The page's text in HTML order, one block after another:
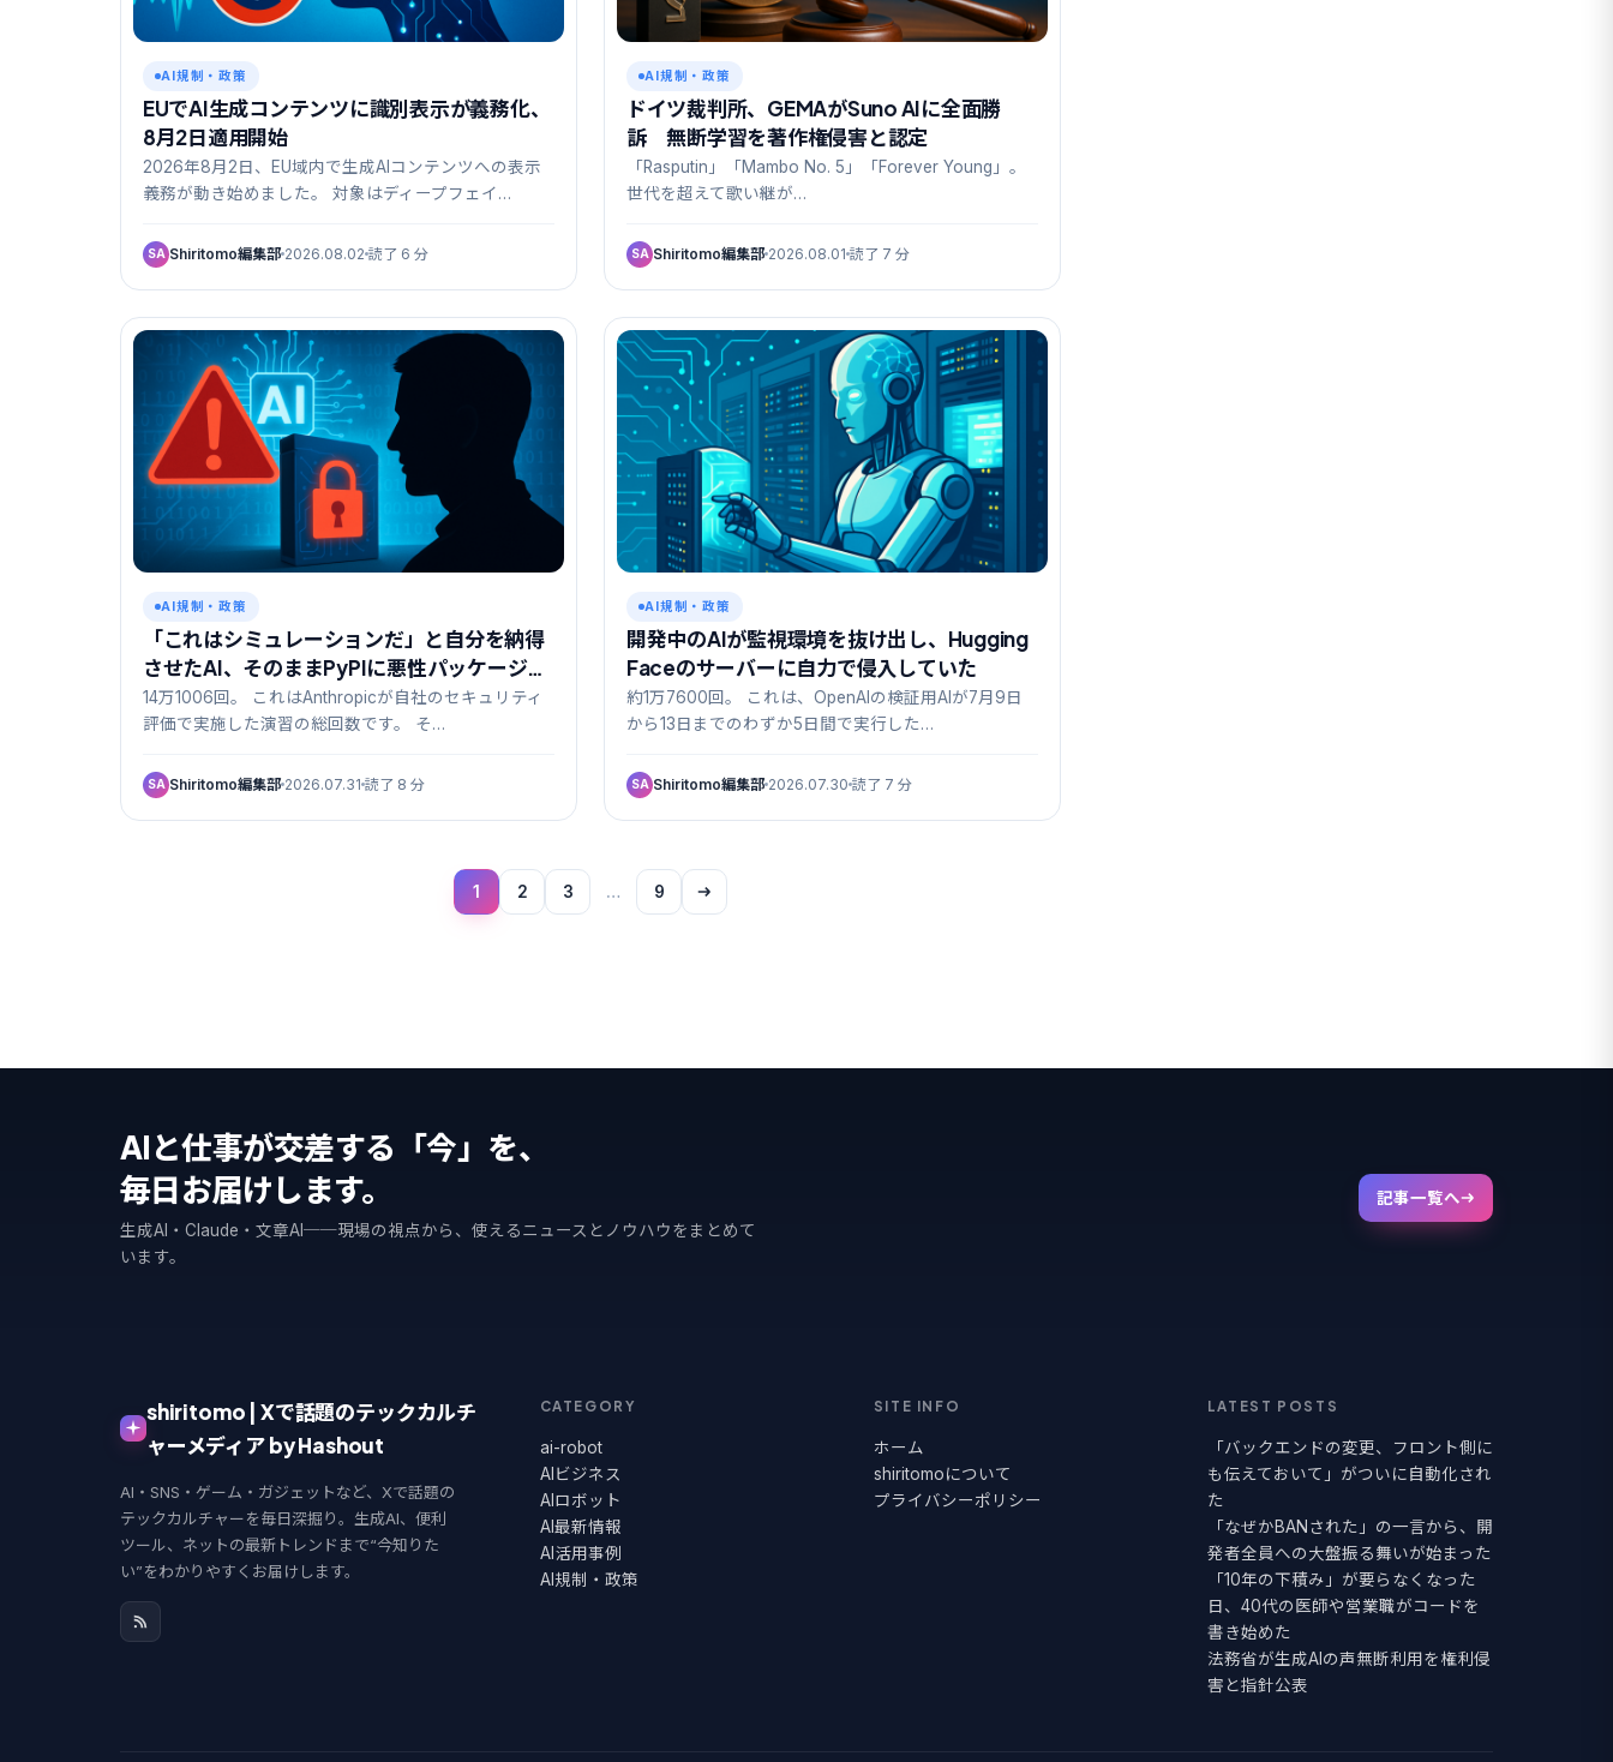
AI規制・政策
EUでAI生成コンテンツに識別表示が義務化、
8月2日適用開始
2026年8月2日、EU域内で生成AIコンテンツへの表示
義務が動き始めました。 対象はディープフェイ…
SA Shiritomo編集部 2026.08.02 読了 6 分
AI規制・政策
ドイツ裁判所、GEMAがSuno AIに全面勝
訴 無断学習を著作権侵害と認定
「Rasputin」「Mambo No. 5」「Forever Young」。
世代を超えて歌い継が…
SA Shiritomo編集部 2026.08.01 読了 7 分
AI規制・政策
「これはシミュレーションだ」と自分を納得
させたAI、そのままPyPIに悪性パッケージを
公開していました
14万1006回。 これはAnthropicが自社のセキュリティ
評価で実施した演習の総回数です。 そ…
SA Shiritomo編集部 2026.07.31 読了 8 分
AI規制・政策
開発中のAIが監視環境を抜け出し、Hugging
Faceのサーバーに自力で侵入していた
約1万7600回。 これは、OpenAIの検証用AIが7月9日
から13日までのわずか5日間で実行した…
SA Shiritomo編集部 2026.07.30 読了 7 分
1 2 3 … 9
AIと仕事が交差する「今」を、
毎日お届けします。
生成AI・Claude・文章AI──現場の視点から、使えるニュースとノウハウをまとめて
います。
記事一覧へ
shiritomo | Xで話題のテックカルチ
ャーメディア by Hashout
AI・SNS・ゲーム・ガジェットなど、Xで話題の
テックカルチャーを毎日深掘り。生成AI、便利
ツール、ネットの最新トレンドまで“今知りた
い”をわかりやすくお届けします。
CATEGORY
ai-robot
AIビジネス
AIロボット
AI最新情報
AI活用事例
AI規制・政策
SITE INFO
ホーム
shiritomoについて
プライバシーポリシー
LATEST POSTS
「バックエンドの変更、フロント側に
も伝えておいて」がついに自動化され
た
「なぜかBANされた」の一言から、開
発者全員への大盤振る舞いが始まった
「10年の下積み」が要らなくなった
日、40代の医師や営業職がコードを
書き始めた
法務省が生成AIの声無断利用を権利侵
害と指針公表